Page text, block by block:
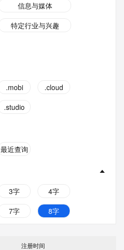
信息与媒体
特定行业与兴趣
.mobi
.cloud
.studio
最近查询
3字
4字
7字
8字
注册时间